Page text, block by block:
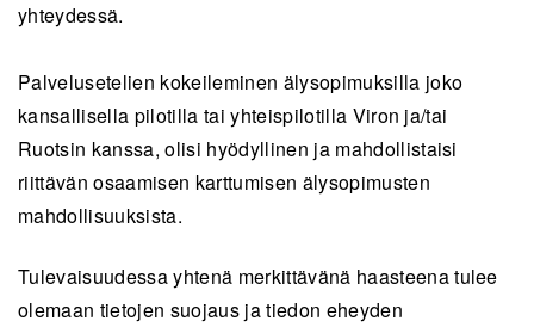
yhteydessä.
Palvelusetelien kokeileminen älysopimuksilla joko
kansallisella pilotilla tai yhteispilotilla Viron ja/tai
Ruotsin kanssa, olisi hyödyllinen ja mahdollistaisi
riittävän osaamisen karttumisen älysopimusten
mahdollisuuksista.
Tulevaisuudessa yhtenä merkittävänä haasteena tulee
olemaan tietojen suojaus ja tiedon eheyden